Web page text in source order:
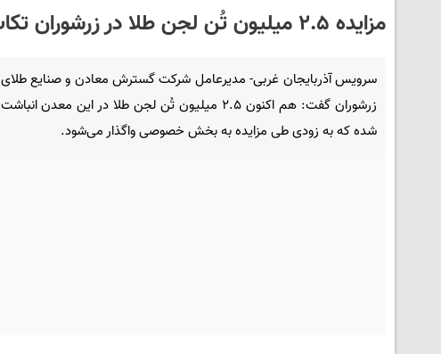
مزایده ۲.۵ میلیون تُن لجن طلا در زرشوران تکاب
سرویس آذربایجان غربی- مدیرعامل شرکت گسترش معادن و صنایع طلای
زرشوران گفت: هم اکنون ۲.۵ میلیون تُن لجن طلا در این معدن انباشت
شده که به زودی طی مزایده به بخش خصوصی واگذار می‌شود.